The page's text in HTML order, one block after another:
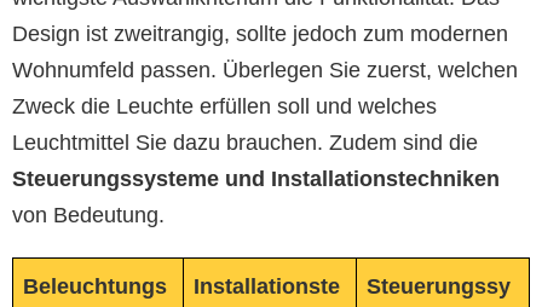
Design ist zweitrangig, sollte jedoch zum modernen
Wohnumfeld passen. Überlegen Sie zuerst, welchen
Zweck die Leuchte erfüllen soll und welches
Leuchtmittel Sie dazu brauchen. Zudem sind die
Steuerungssysteme und Installationstechniken
von Bedeutung.
Beleuchtungs
Installationste
Steuerungssy